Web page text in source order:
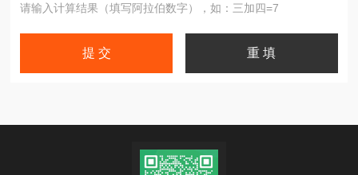
请输入计算结果（填写阿拉伯数字），如：三加四=7